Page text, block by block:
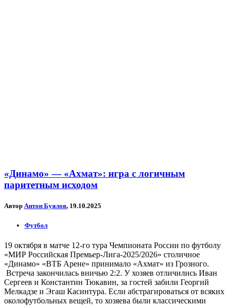
«Динамо» — «Ахмат»: игра с логичным
паритетным исходом
Автор Антон Буялов, 19.10.2025
Футбол
19 октября в матче 12-го тура Чемпионата России по футболу
«МИР Российская Премьер-Лига-2025/2026» столичное
«Динамо» «ВТБ Арене» принимало «Ахмат» из Грозного.
Встреча закончилась вничью 2:2. У хозяев отличились Иван
Сергеев и Константин Тюкавин, за гостей забили Георгий
Мелкадзе и Эгаш Касинтура. Если абстрагироваться от всяких
околофутбольных вещей, то хозяева были классическими